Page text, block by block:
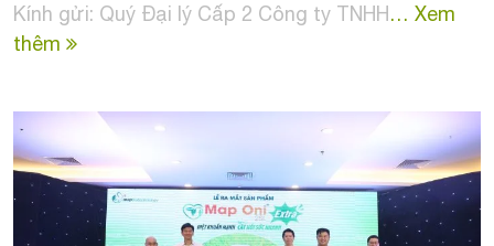
Kính gửi: Quý Đại lý Cấp 2 Công ty TNHH… Xem
thêm